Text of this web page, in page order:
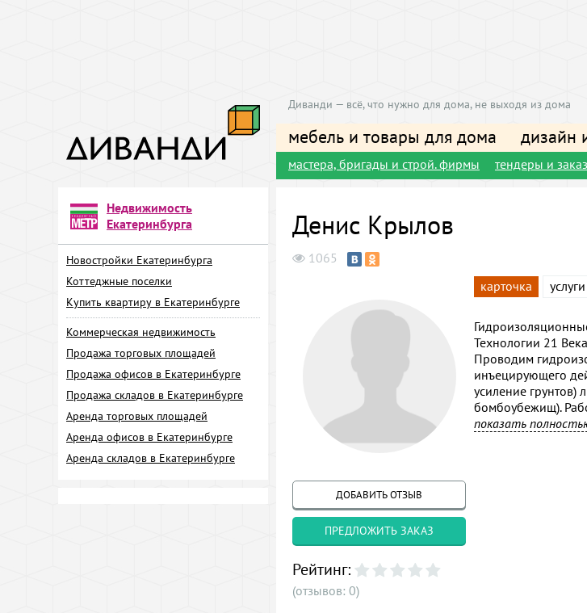
Диванди — всё, что нужно для дома, не выходя из дома
мебель и товары для дома дизайн
мастера, бригады и строй. фирмы тендеры и
Недвижимость
Екатеринбурга
Новостройки Екатеринбурга
Коттеджные поселки
Купить квартиру в Екатеринбурге
Коммерческая недвижимость
Продажа торговых площадей
Продажа офисов в Екатеринбурге
Продажа складов в Екатеринбурге
Аренда торговых площадей
Аренда офисов в Екатеринбурге
Аренда складов в Екатеринбурге
Денис Крылов
1065
ДОБАВИТЬ ОТЗЫВ
ПРЕДЛОЖИТЬ ЗАКАЗ
Рейтинг:
(отзывов: 0)
карточка
Технологии 21
Проводим
инъецирующего
усиление грунтов)
бомбоубежищ).
СРО
показать